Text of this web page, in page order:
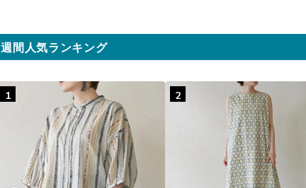
週間人気ランキング
1 2